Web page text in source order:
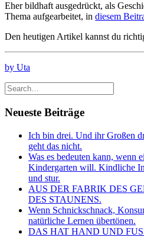
Eher bildhaft ausgedrückt, als
Thema aufgearbeitet, in diesem
Den heutigen Artikel kannst du
by Uta
Neueste Beiträge
Ich bin drei. Und ihr Großen
geht das nicht.
Was es bedeuten kann, wenn
Kindergarten will. Kindliche
und stur.
AUS DER FABRIK DES
DES STAUNENS.
Wenn Schnickschnack,
natürliche Lernen übertönen.
DAS HAT HAND UND